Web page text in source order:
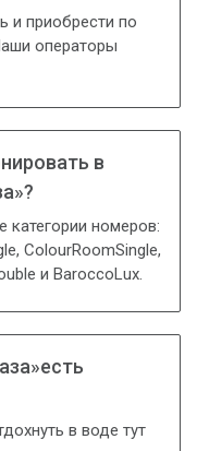
и приобрести по
операторы
в
номеров:
ColourRoomSinglе,
и BaroccoLux.
в воде тут